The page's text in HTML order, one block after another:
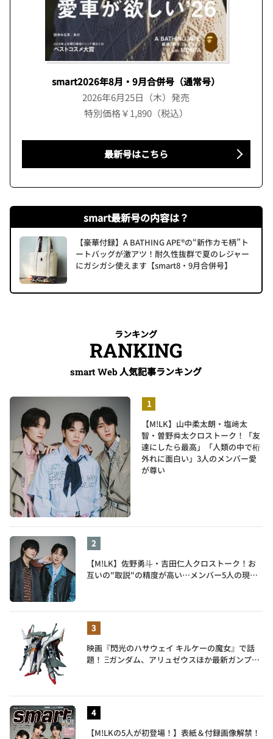
smart2026年8月・9月合併号（通常号）
2026年6月25日（木）発売
特別価格￥1,890（税込）
最新号はこちら
smart最新号の内容は？
【豪華付録】A BATHING APE®の“新作カモ柄”ト
ートバッグが激アツ！耐久性抜群で夏のレジャー
にガシガシ使えます【smart8・9月合併号】
ランキング
RANKING
smart Web 人気記事ランキング
【M!LK】山中柔太朗・塩﨑太
智・曽野舜太クロストーク！「友
達にしたら最高」「人類の中で桁
外れに面白い」3人のメンバー愛
が尊い
【M!LK】佐野勇斗・吉田仁人クロストーク！お
互いの"取説"の精度が高い…メンバー5人の現在
映画『閃光のハサウェイ キルケーの魔女』で話
題！ Ξガンダム、アリュゼウスほか最新ガンプラ
【M!LKの5人が初登場！】表紙＆付録画像解禁！